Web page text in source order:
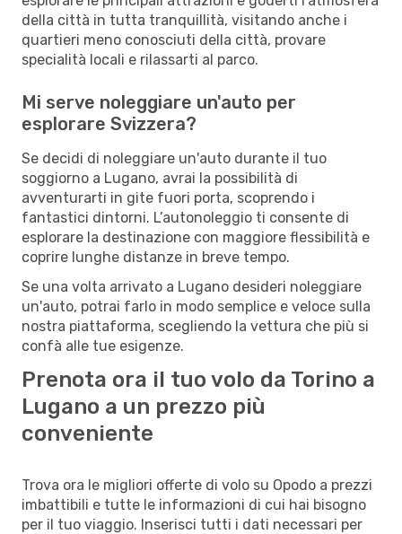
della città in tutta tranquillità, visitando anche i
quartieri meno conosciuti della città, provare
specialità locali e rilassarti al parco.
Mi serve noleggiare un'auto per
esplorare Svizzera?
Se decidi di noleggiare un'auto durante il tuo
soggiorno a Lugano, avrai la possibilità di
avventurarti in gite fuori porta, scoprendo i
fantastici dintorni. L’autonoleggio ti consente di
esplorare la destinazione con maggiore flessibilità e
coprire lunghe distanze in breve tempo.
Se una volta arrivato a Lugano desideri noleggiare
un'auto, potrai farlo in modo semplice e veloce sulla
nostra piattaforma, scegliendo la vettura che più si
confà alle tue esigenze.
Prenota ora il tuo volo da Torino a
Lugano a un prezzo più
conveniente
Trova ora le migliori offerte di volo su Opodo a prezzi
imbattibili e tutte le informazioni di cui hai bisogno
per il tuo viaggio. Inserisci tutti i dati necessari per